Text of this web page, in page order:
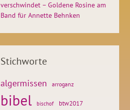
verschwindet – Goldene Rosine am
Band für Annette Behnken
Stichworte
algermissen arroganz
bibel bischof btw2017